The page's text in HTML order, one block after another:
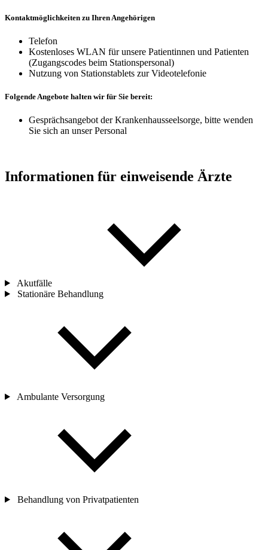
Kontaktmöglichkeiten zu Ihren Angehörigen
Telefon
Kostenloses WLAN für unsere Patientinnen und Patienten
(Zugangscodes beim Stationspersonal)
Nutzung von Stationstablets zur Videotelefonie
Folgende Angebote halten wir für Sie bereit:
Gesprächsangebot der Krankenhausseelsorge, bitte wenden
Sie sich an unser Personal
Informationen für einweisende Ärzte
Akutfälle
Stationäre Behandlung
Ambulante Versorgung
Behandlung von Privatpatienten